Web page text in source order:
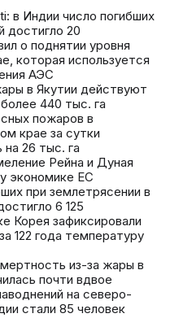
в Индии число погибших
достигло 20
о поднятии уровня
которая используется
АЭС
в Якутии действуют
440 тыс. га
пожаров в
крае за сутки
на 26 тыс. га
Рейна и Дуная
экономике ЕС
при землетрясении в
6 125
Корея зафиксировали
122 года температуру
из-за жары в
почти вдвое
на северо-
стали 85 человек